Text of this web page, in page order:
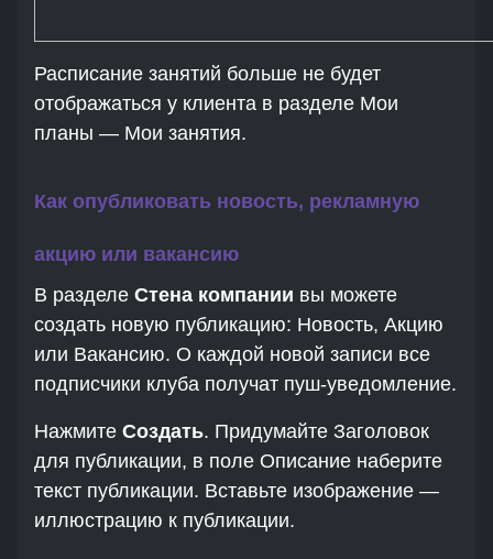
Расписание занятий больше не будет
отображаться у клиента в разделе Мои
планы — Мои занятия.
Как опубликовать новость, рекламную
акцию или вакансию
В разделе Стена компании вы можете
создать новую публикацию: Новость, Акцию
или Вакансию. О каждой новой записи все
подписчики клуба получат пуш-уведомление.
Нажмите Создать. Придумайте Заголовок
для публикации, в поле Описание наберите
текст публикации. Вставьте изображение —
иллюстрацию к публикации.